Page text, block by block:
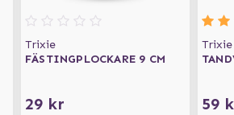
Trixie
FÄSTINGPLOCKARE 9 CM
29 kr
Trixie
59